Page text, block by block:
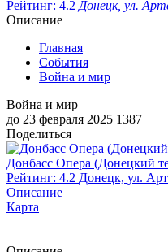
Рейтинг: 4.2 Донецк, ул.
Описание
Главная
События
Война и мир
Война и мир
до 23 февраля 2025 1387
Поделиться
Донбасс Опера (Донецкий
Рейтинг: 4.2 Донецк, ул.
Описание
Карта